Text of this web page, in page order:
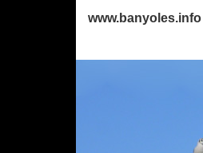
www.banyoles.info